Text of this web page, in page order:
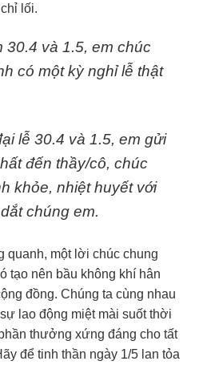
lối.
30.4 và 1.5, em chúc
có một kỳ nghỉ lễ thật
lễ 30.4 và 1.5, em gửi
đến thầy/cô, chúc
khỏe, nhiệt huyết với
chúng em.
một lời chúc chung
tạo nên bầu không khí hân
đồng. Chúng ta cùng nhau
lao động miệt mài suốt thời
thưởng xứng đáng cho tất
để tinh thần ngày 1/5 lan tỏa